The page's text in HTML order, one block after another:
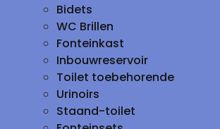
Bidets
WC Brillen
Fonteinkast
Inbouwreservoir
Toilet toebehorende
Urinoirs
Staand-toilet